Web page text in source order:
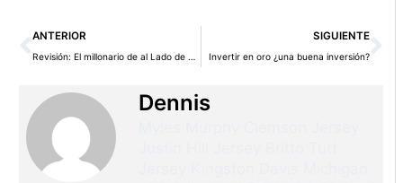
Ant
ANTERIOR
Revisión: El millonario de al Lado de Thomas J. Stanley y William D. Danko
SIGUIENTE
Invertir en oro ¿una buena inversión?
Dennis